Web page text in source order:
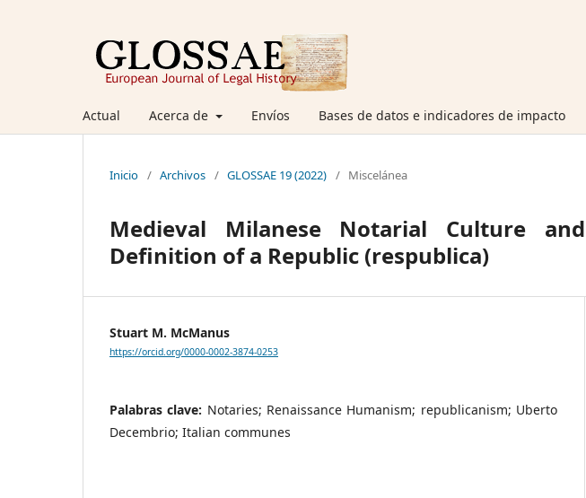
Actual Acerca de Envíos Bases de datos e indicadores de impacto
Inicio / Archivos / GLOSSAE 19 (2022) / Miscelánea
Medieval Milanese Notarial Culture
Definition of a Republic (respublica)
Stuart M. McManus
https://orcid.org/0000-0002-3874-0253
Palabras clave: Notaries; Renaissance Humanism; republicanism; Uberto
Decembrio; Italian communes